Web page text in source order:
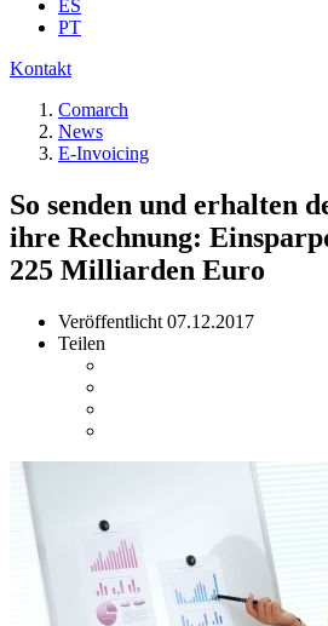
ES
PT
Kontakt
Comarch
News
E-Invoicing
So senden und erhalten
ihre Rechnung:
225 Milliarden Euro
Veröffentlicht 07.12.2017
Teilen